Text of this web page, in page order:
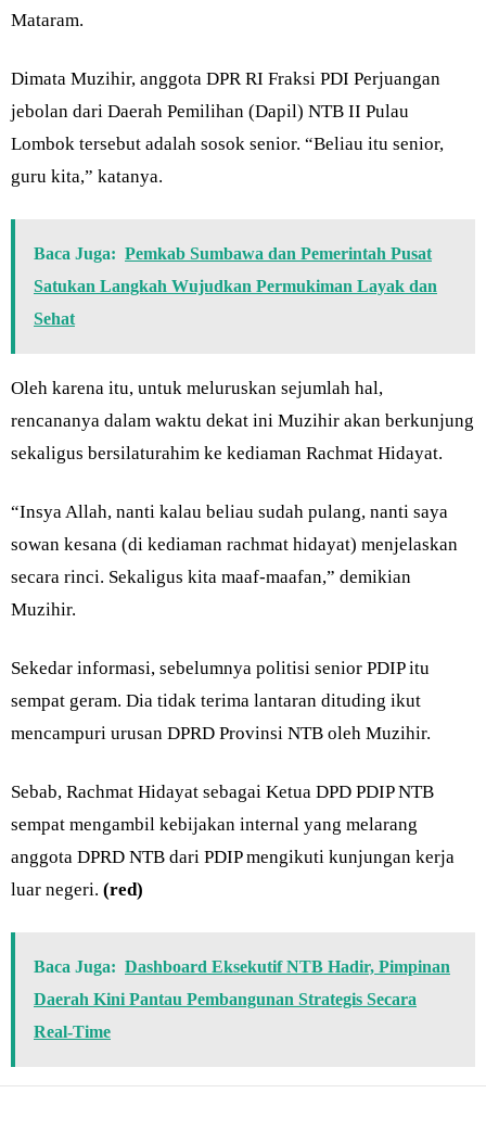
Mataram.
Dimata Muzihir, anggota DPR RI Fraksi PDI Perjuangan
jebolan dari Daerah Pemilihan (Dapil) NTB II Pulau
Lombok tersebut adalah sosok senior. “Beliau itu senior,
guru kita,” katanya.
Baca Juga: Pemkab Sumbawa dan Pemerintah Pusat
Satukan Langkah Wujudkan Permukiman Layak dan
Sehat
Oleh karena itu, untuk meluruskan sejumlah hal,
rencananya dalam waktu dekat ini Muzihir akan berkunjung
sekaligus bersilaturahim ke kediaman Rachmat Hidayat.
“Insya Allah, nanti kalau beliau sudah pulang, nanti saya
sowan kesana (di kediaman rachmat hidayat) menjelaskan
secara rinci. Sekaligus kita maaf-maafan,” demikian
Muzihir.
Sekedar informasi, sebelumnya politisi senior PDIP itu
sempat geram. Dia tidak terima lantaran dituding ikut
mencampuri urusan DPRD Provinsi NTB oleh Muzihir.
Sebab, Rachmat Hidayat sebagai Ketua DPD PDIP NTB
sempat mengambil kebijakan internal yang melarang
anggota DPRD NTB dari PDIP mengikuti kunjungan kerja
luar negeri. (red)
Baca Juga: Dashboard Eksekutif NTB Hadir, Pimpinan
Daerah Kini Pantau Pembangunan Strategis Secara
Real-Time